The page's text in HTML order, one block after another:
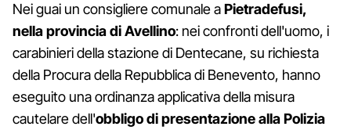
Nei guai un consigliere comunale aPietradefusi,
nella provincia di Avellino: nei confronti dell'uomo, i
carabinieri della stazione di Dentecane, su richiesta
della Procura della Repubblica di Benevento, hanno
eseguito una ordinanza applicativa della misura
cautelare dell'obbligo di presentazione alla Polizia